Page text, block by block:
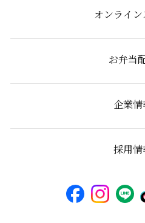
オンライン
お弁当
企業
採用情